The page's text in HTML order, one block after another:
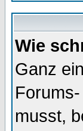
Wie
Ganz
musst,